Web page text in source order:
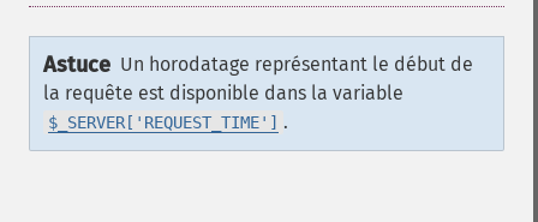
Astuce Un horodatage représentant le début de
la requête est disponible dans la variable
$_SERVER['REQUEST_TIME'] .